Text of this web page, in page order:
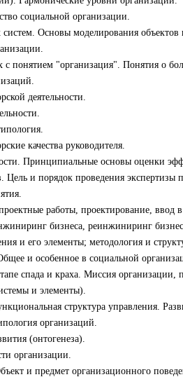
социальной организации.
Основы моделирования объектов
с понятием "организация". Понятия о
деятельности.
качества руководителя.
Принципиальные основы оценки
и порядок проведения экспертизы
работы, проектирование, ввод
бизнеса, реинжиниринг
и его элементы; методология и
и особенное в социальной
спада и краха. Миссия организации,
и элементы).
структура управления.
организаций.
(онтогенеза).
организации.
и предмет организационного